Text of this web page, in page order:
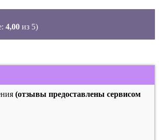
4,00 из 5)
(отзывы предоставлены сервисом